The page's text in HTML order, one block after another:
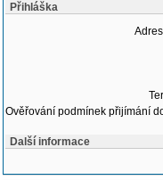
Přihláška
Ověřování podmínek přijímání
Další informace